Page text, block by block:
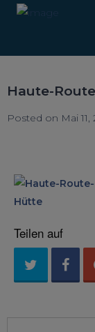
Haute-
Posted on Mai 11,
Teilen auf